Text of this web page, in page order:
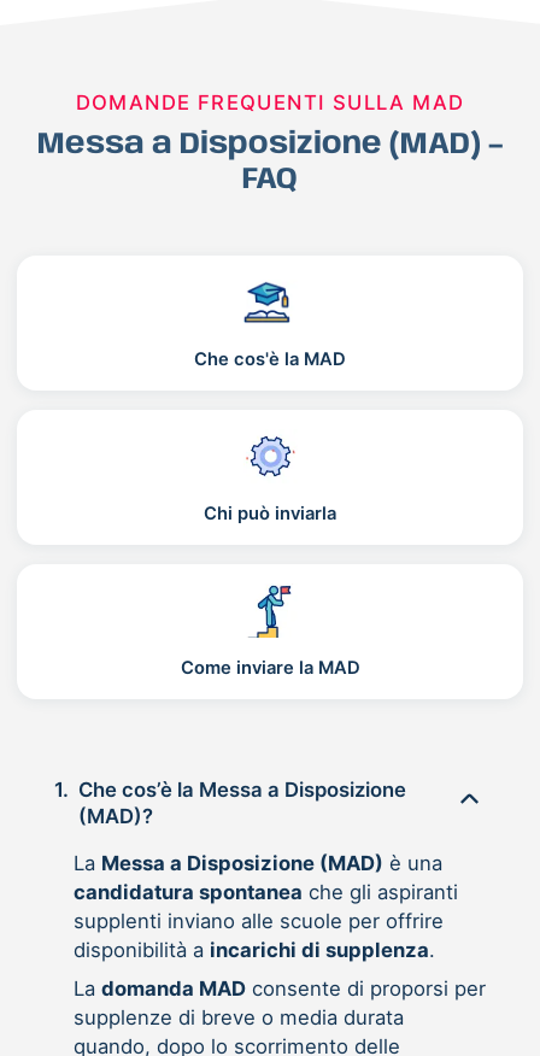
DOMANDE FREQUENTI SULLA MAD
Messa a Disposizione (MAD) –
FAQ
Che cos'è la MAD
Chi può inviarla
Come inviare la MAD
1. Che cos’è la Messa a Disposizione
(MAD)?
La Messa a Disposizione (MAD) è una
candidatura spontanea che gli aspiranti
supplenti inviano alle scuole per offrire
disponibilità a incarichi di supplenza.
La domanda MADconsente di proporsi per
supplenze di breve o media durata
quando, dopo lo scorrimento delle